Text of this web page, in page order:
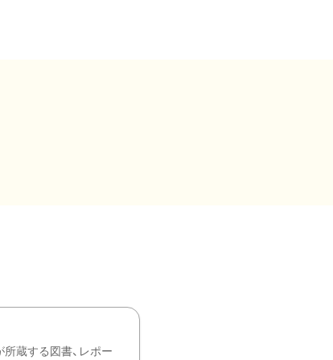
蔵する図書、レポー